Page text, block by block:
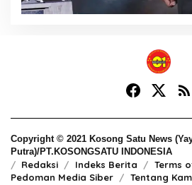
Copyright © 2021 Kosong Satu News
Putra)/PT.KOSONGSATU INDONESIA
Redaksi Indeks Berita
Terms
Pedoman Media Siber
Tentang